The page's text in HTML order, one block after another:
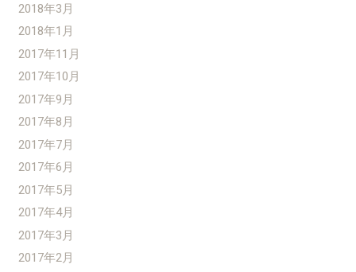
2018年3月
2018年1月
2017年11月
2017年10月
2017年9月
2017年8月
2017年7月
2017年6月
2017年5月
2017年4月
2017年3月
2017年2月